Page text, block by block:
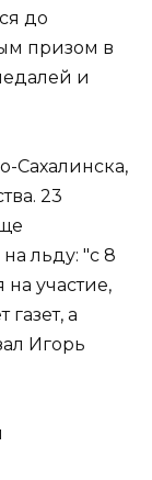
до
призом в
и
Сахалинска,
23
льду: "с 8
на участие,
газет, а
Игорь